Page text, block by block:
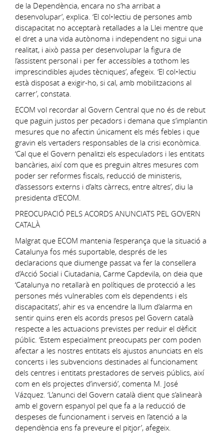
de la Dependència, encara no s’ha arribat a
desenvolupar’, explica. ‘El col•lectiu de persones amb
discapacitat no acceptarà retallades a la Llei mentre que
el dret a una vida autònoma i independent no sigui una
realitat, i això passa per desenvolupar la figura de
l’assistent personal i per fer accessibles a tothom les
imprescindibles ajudes tècniques’, afegeix. ‘El col•lectiu
està disposat a exigir-ho, si cal, amb mobilitzacions al
carrer’, constata.
ECOM vol recordar al Govern Central que no és de rebut
que paguin justos per pecadors i demana que s’implantin
mesures que no afectin únicament els més febles i que
gravin els vertaders responsables de la crisi econòmica.
‘Cal que el Govern penalitzi els especuladors i les entitats
bancàries, així com que es preguin altres mesures com
poder ser reformes fiscals, reducció de ministeris,
d’assessors externs i d’alts càrrecs, entre altres’, diu la
presidenta d’ECOM.
PREOCUPACIÓ PELS ACORDS ANUNCIATS PEL GOVERN
CATALÀ
Malgrat que ECOM mantenia l’esperança que la situació a
Catalunya fos més suportable, després de les
declaracions que diumenge passat va fer la consellera
d’Acció Social i Ciutadania, Carme Capdevila, on deia que
‘Catalunya no retallarà en polítiques de protecció a les
persones més vulnerables com els dependents i els
discapacitats’, ahir es va encendre la llum d’alarma en
sentir quins eren els acords presos pel Govern català
respecte a les actuacions previstes per reduir el dèficit
públic. ‘Estem especialment preocupats per com poden
afectar a les nostres entitats els ajustos anunciats en els
concerts i les subvencions destinades al funcionament
dels centres i entitats prestadores de serveis públics, així
com en els projectes d’inversió’, comenta M. José
Vázquez. ‘L’anunci del Govern català dient que s’alinearà
amb el govern espanyol pel que fa a la reducció de
despeses de funcionament i serveis en l’atenció a la
dependència ens fa preveure el pitjor’, afegeix.